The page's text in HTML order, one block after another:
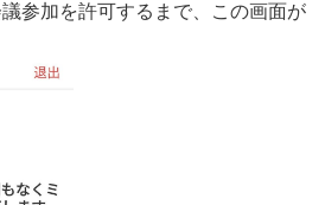
参加を許可するまで、この画面が